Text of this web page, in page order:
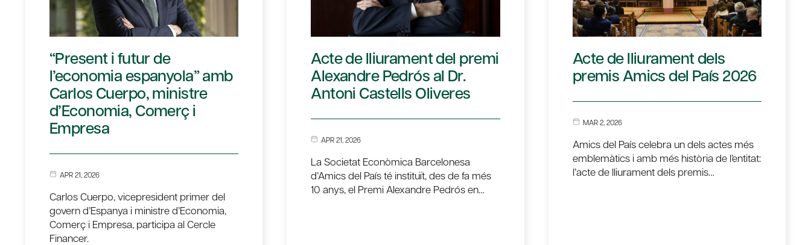
“Present i futur de
l’economia espanyola” amb
Carlos Cuerpo, ministre
d’Economia, Comerç i
Empresa
APR 21, 2026
Carlos Cuerpo, vicepresident primer del
govern d’Espanya i ministre d’Economia,
Comerç i Empresa, participa al Cercle
Financer.
Acte de lliurament del premi
Alexandre Pedrós al Dr.
Antoni Castells Oliveres
APR 21, 2026
La Societat Econòmica Barcelonesa
d’Amics del País té instituït, des de fa més
10 anys, el Premi Alexandre Pedrós en…
Acte de lliurament dels
premis Amics del País 2026
MAR 2, 2026
Amics del País celebra un dels actes més
emblemàtics i amb més història de l’entitat:
l’acte de lliurament dels premis…